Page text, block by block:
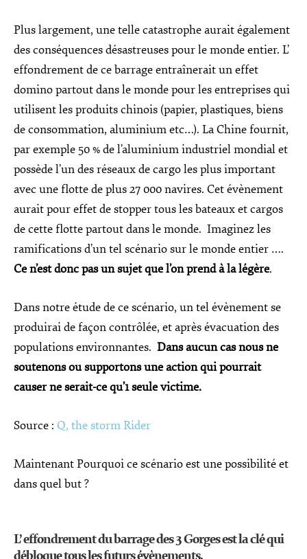
Plus largement, une telle catastrophe aurait également
des conséquences désastreuses pour le monde entier. L’
effondrement de ce barrage entraînerait un effet
domino partout dans le monde pour les entreprises qui
utilisent les produits chinois (papier, plastiques, biens
de consommation, aluminium etc…). La Chine fournit,
par exemple 50 % de l’aluminium industriel mondial et
possède l’un des réseaux de cargo les plus important
avec une flotte de plus 27 000 navires. Cet évènement
aurait pour effet de stopper tous les bateaux et cargos
de cette flotte partout dans le monde. Imaginez les
ramifications d’un tel scénario sur le monde entier ….
Ce n’est donc pas un sujet que l’on prend à la légère.
Dans notre étude de ce scénario, un tel évènement se
produirai de façon contrôlée, et après évacuation des
populations environnantes. Dans aucun cas nous ne
soutenons ou supportons une action qui pourrait
causer ne serait-ce qu’1 seule victime.
Source : Q, the storm Rider
Maintenant Pourquoi ce scénario est une possibilité et
dans quel but ?
L’ effondrement du barrage des 3 Gorges est la clé qui